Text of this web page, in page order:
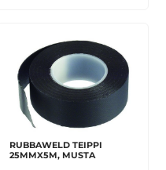
RUBBAWELD TEIPPI
25MMX5M, MUSTA